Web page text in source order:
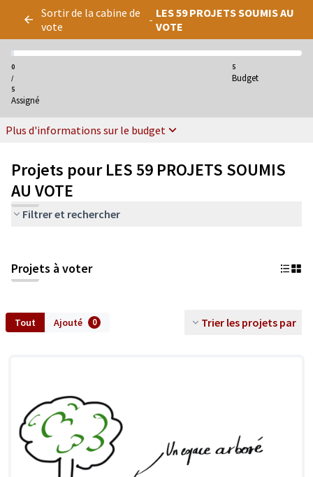
Sortir de la cabine de
vote
- LES 59 PROJETS SOUMIS AU
VOTE
0
/
5
Assigné
5
Budget
Plus d'informations sur le budget
Projets pour LES 59 PROJETS SOUMIS
AU VOTE
Filtrer et rechercher
Projets à voter
Tout Ajouté 0 Trier les projets par
Panneau de gestion des cookies